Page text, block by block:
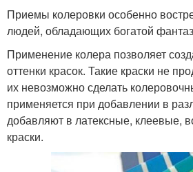
Приемы колеровки особенно
людей, обладающих богатой
Применение колера позволяет
оттенки красок. Такие краски не
их невозможно сделать
применяется при добавлении в
добавляют в латексные, клеевые,
краски.